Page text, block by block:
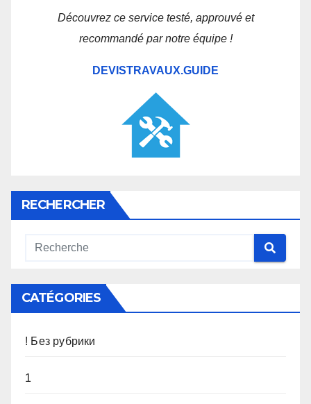
Découvrez ce service testé, approuvé et
recommandé par notre équipe !
DEVISTRAVAUX.GUIDE
RECHERCHER
CATÉGORIES
! Без рубрики
1